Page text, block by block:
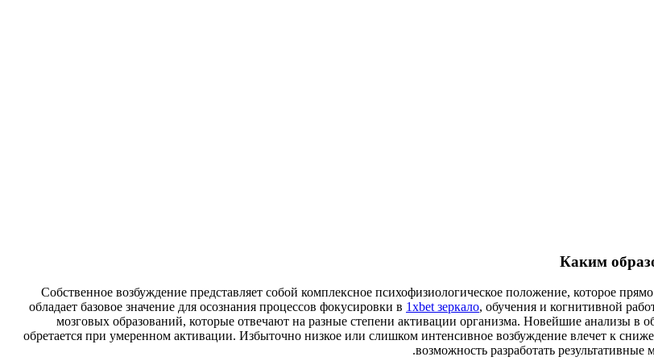
Каким
Собственное возбуждение представляет собой комплексное психофизиологическое положение, которое
обладает базовое значение для осознания процессов фокусировки в 1xbet зеркало, обучения и когнитивной
мозговых образований, которые отвечают на разные степени активации организма. Новейшие анализы в
обретается при умеренном активации. Избыточно низкое или слишком интенсивное возбуждение влечет к
возможность разработать